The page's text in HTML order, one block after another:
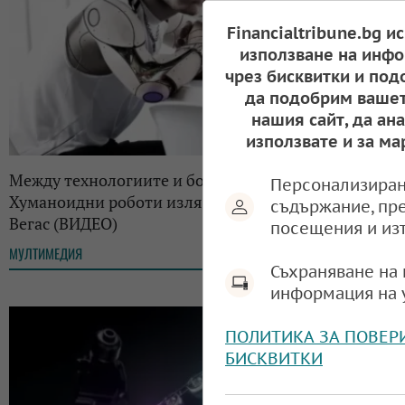
Между технологиите и бойните спортове:
Хуманоидни роботи излязоха на боксов ринг в Лас
Вегас (ВИДЕО)
МУЛТИМЕДИЯ
Financialtribune.bg
използване на
чрез бисквитки и
да подобрим
нашия сайт, да
използвате и за
съдържание,
посещения и
Съхраняване
информация на
ПОЛИТИКА ЗА
БИСКВИТКИ